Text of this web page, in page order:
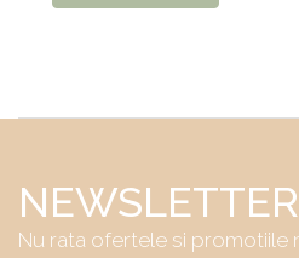
NEWSLETTER
Nu rata ofertele si promotiile